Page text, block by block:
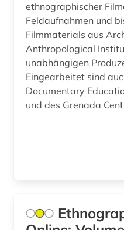
australien (3)
auswanderung (1)
avantgarde (2)
Slowakei (3)
Slowenien (1)
Spanien (8)
Suedamerika (9)
Suedasien (2)
Thueringen (6)
ethnographischer
Feldaufnahmen und
Filmmaterials aus
Anthropological
unabhängigen
Eingearbeitet sind
Documentary
und des Grenada